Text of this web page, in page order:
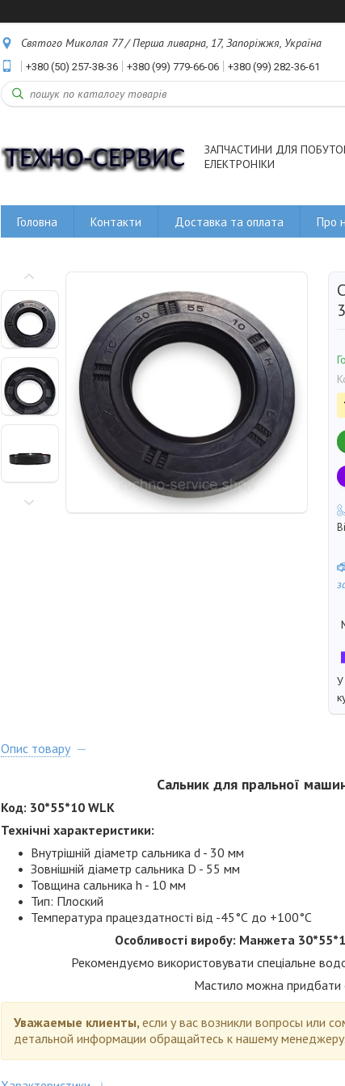
Святого Миколая 77 / Перша ливарна, 17, Запоріжжя, Україна
+380 (50) 257-38-36 +380 (99) 779-66-06 +380 (99) 282-36-61
ЗАПЧАСТИНИ ДЛЯ
ЕЛЕКТРОНІКИ
Головна Контакти Доставка та оплата Про
У
Опис товару
Сальник для пральної
Код: 30*55*10 WLK
Технічні характеристики:
Внутрішній діаметр сальника d - 30 мм
Зовнішній діаметр сальника D - 55 мм
Товщина сальника h - 10 мм
Тип: Плоский
Температура працездатності від -45°С до +100°С
Особливості виробу: Манжета
Рекомендуємо використовувати спеціальне
Мастило можна придбати
Уважаемые клиенты, если у вас возникли вопросы или
детальной информации обращайтесь к нашему менеджеру.